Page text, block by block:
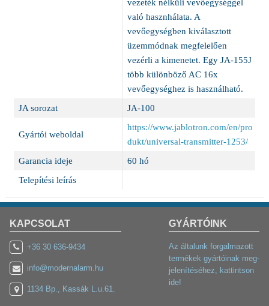
vezeték nélküli vevőegységgel
való hasznhálata. A
vevőegységben kiválasztott
üzemmódnak megfelelően
vezérli a kimenetet. Egy JA-155J
több különböző AC 16x
vevőegységhez is használható.
JA sorozat
JA-100
Gyártói weboldal
https://www.jablotron.com/en/pro
dukt/universal-transmitter-1253/
Garancia ideje
60 hó
Telepítési leírás
KAPCSOLAT
+36 30 636-9434
info@modernalarm.hu
1134 Bp., Kassák L.u.61.
GYÁRTÓINK
Az általunk forgalmazott
termékek gyártóinak meg-
jelenítéséhez, kattintson
ide!